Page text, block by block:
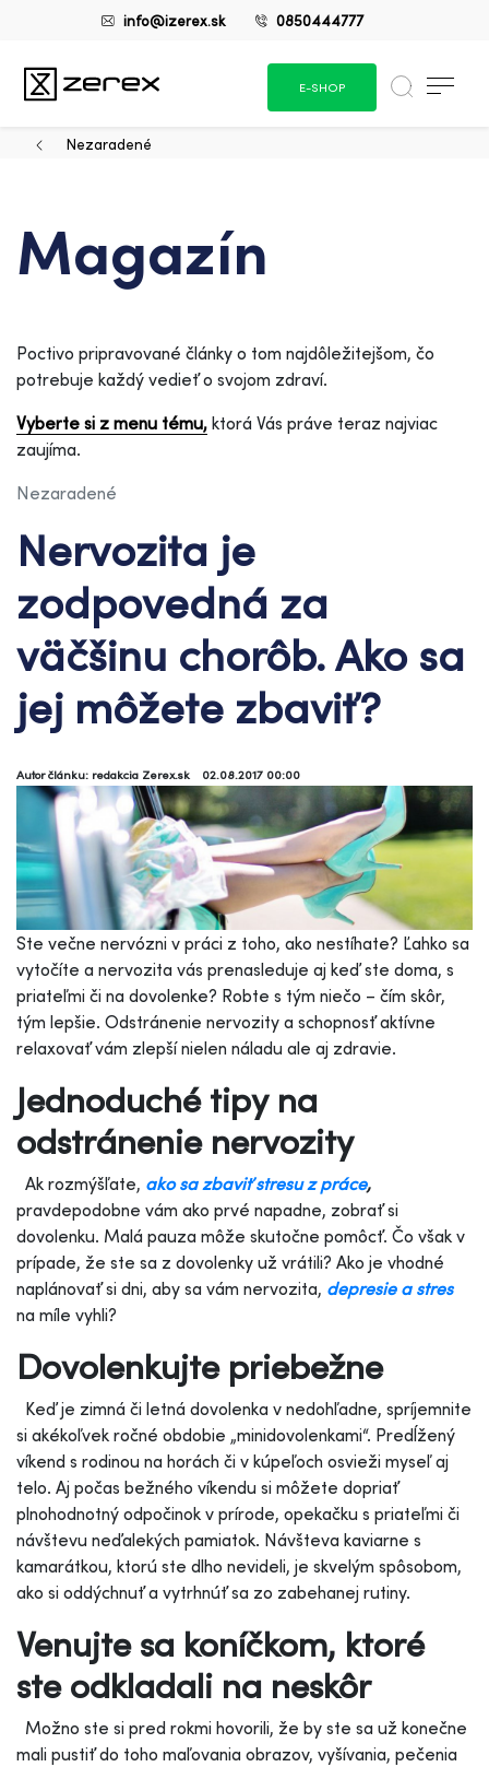
info@izerex.sk 0850444777
E-SHOP
Nezaradené
Magazín
Poctivo pripravované články o tom najdôležitejšom, čo
potrebuje každý vedieť o svojom zdraví.
Vyberte si z menu tému, ktorá Vás práve teraz najviac
zaujíma.
Nezaradené
Nervozita je
zodpovedná za
väčšinu chorôb. Ako sa
jej môžete zbaviť?
Autor článku: redakcia Zerex.sk 02.08.2017 00:00
Ste večne nervózni v práci z toho, ako nestíhate? Ľahko sa
vytočíte a nervozita vás prenasleduje aj keď ste doma, s
priateľmi či na dovolenke? Robte s tým niečo – čím skôr,
tým lepšie. Odstránenie nervozity a schopnosť aktívne
relaxovať vám zlepší nielen náladu ale aj zdravie.
Jednoduché tipy na
odstránenie nervozity
Ak rozmýšľate, ako sa zbaviť stresu z práce,
pravdepodobne vám ako prvé napadne, zobrať si
dovolenku. Malá pauza môže skutočne pomôcť. Čo však v
prípade, že ste sa z dovolenky už vrátili? Ako je vhodné
naplánovať si dni, aby sa vám nervozita, depresie a stres
na míle vyhli?
Dovolenkujte priebežne
Keď je zimná či letná dovolenka v nedohľadne, spríjemnite
si akékoľvek ročné obdobie „minidovolenkami“. Predĺžený
víkend s rodinou na horách či v kúpeľoch osvieži myseľ aj
telo. Aj počas bežného víkendu si môžete dopriať
plnohodnotný odpočinok v prírode, opekačku s priateľmi či
návštevu neďalekých pamiatok. Návšteva kaviarne s
kamarátkou, ktorú ste dlho nevideli, je skvelým spôsobom,
ako si oddýchnuť a vytrhnúť sa zo zabehanej rutiny.
Venujte sa koníčkom, ktoré
ste odkladali na neskôr
Možno ste si pred rokmi hovorili, že by ste sa už konečne
mali pustiť do toho maľovania obrazov, vyšívania, pečenia